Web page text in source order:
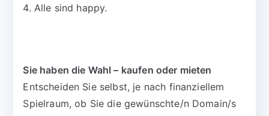
4. Alle sind happy.
Sie haben die Wahl – kaufen oder mieten
Entscheiden Sie selbst, je nach finanziellem
Spielraum, ob Sie die gewünschte/n Domain/s